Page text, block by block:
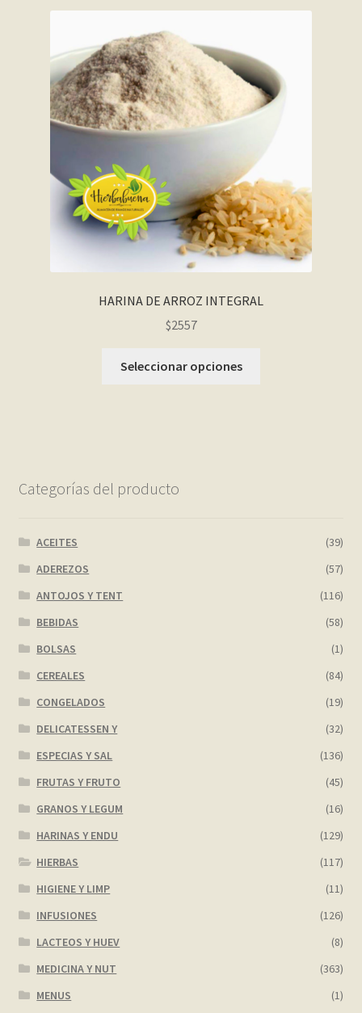
HARINA DE ARROZ INTEGRAL
$2557
Seleccionar opciones
Categorías del producto
ACEITES
(39)
ADEREZOS
(57)
ANTOJOS Y TENT
(116)
BEBIDAS
(58)
BOLSAS
(1)
CEREALES
(84)
CONGELADOS
(19)
DELICATESSEN Y
(32)
ESPECIAS Y SAL
(136)
FRUTAS Y FRUTO
(45)
GRANOS Y LEGUM
(16)
HARINAS Y ENDU
(129)
HIERBAS
(117)
HIGIENE Y LIMP
(11)
INFUSIONES
(126)
LACTEOS Y HUEV
(8)
MEDICINA Y NUT
(363)
MENUS
(1)